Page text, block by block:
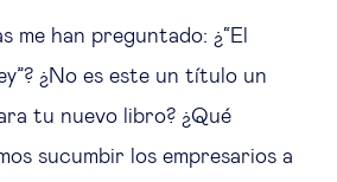
tecnológico &
digital
me han preguntado: ¿“El
¿No es este un título un
tu nuevo libro? ¿Qué
sucumbir los empresarios a